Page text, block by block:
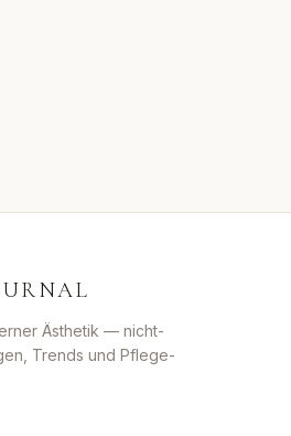
Ästhetik — nicht-
Trends und Pflege-